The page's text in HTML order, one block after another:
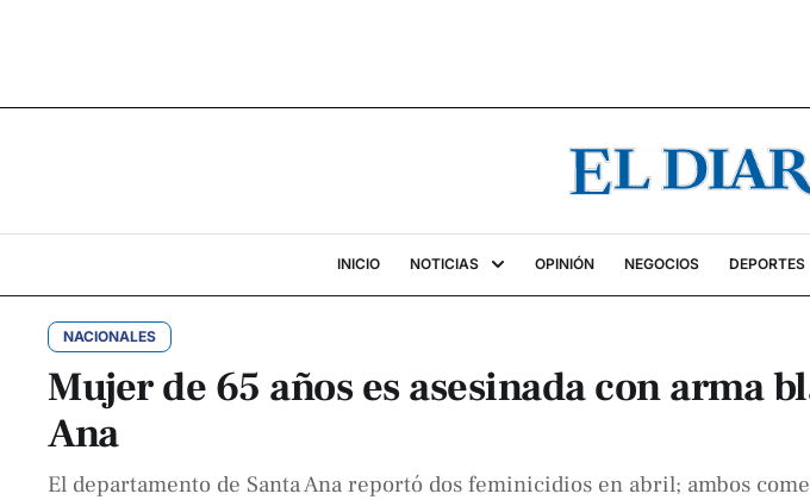
INICIO NOTICIAS OPINIÓN NEGOCIOS DEPORTES
NACIONALES
Mujer de 65 años es asesinada con arma
Ana
El departamento de Santa Ana reportó dos feminicidios en abril; ambos